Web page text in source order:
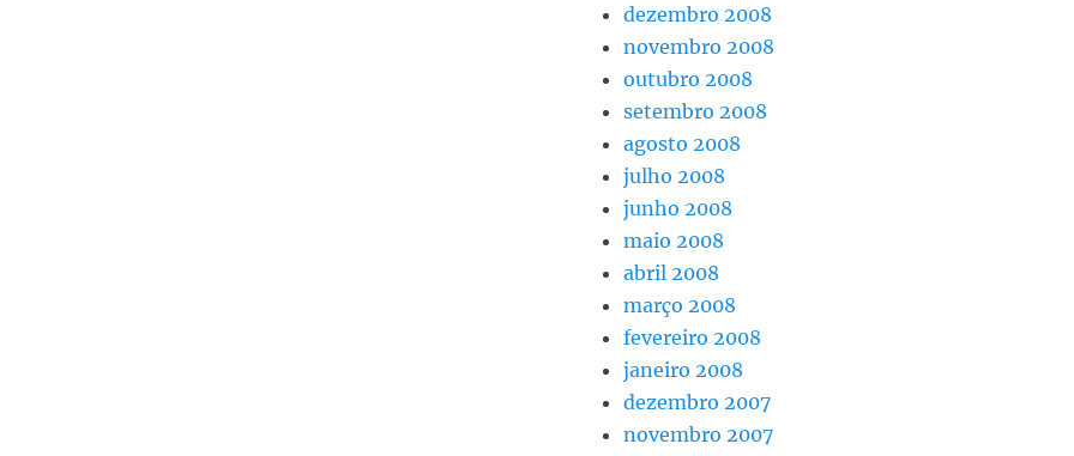
dezembro 2008
novembro 2008
outubro 2008
setembro 2008
agosto 2008
julho 2008
junho 2008
maio 2008
abril 2008
março 2008
fevereiro 2008
janeiro 2008
dezembro 2007
novembro 2007